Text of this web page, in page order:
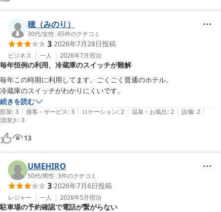
穂（みのり）
30代/女性 |65件のクチコミ
3 2026年7月28日投稿
ビジネス 一人 2026年7月宿泊
毎年恒例の利用、冷蔵庫のスイッチが難解
毎年この時期に利用してます。ごくごく普通のホテル。
冷蔵庫のスイッチがわかりにくいです。
続きを読む
部屋: 3 | 接客・サービス: 3 | ロケーション: 2 | 温泉・お風呂: 2 | 設備: 2 |
清潔さ: 3
13
UMEHIRO
50代/男性 |3件のクチコミ
3 2026年7月6日投稿
レジャー 一人 2026年5月宿泊
駐車場の予約確認で電話が繋がらない